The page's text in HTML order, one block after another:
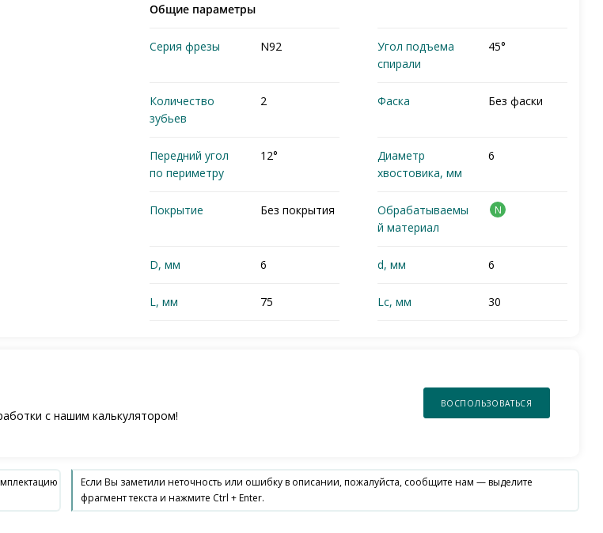
Общие параметры
Серия фрезы N92
Угол подъема
спирали
45°
Количество
зубьев
2 Фаска Без фаски
Передний угол
по периметру
12°
Диаметр
хвостовика, мм
6
Покрытие Без покрытия
Обрабатываемы
й материал
N
D, мм 6 d, мм 6
L, мм 75 Lc, мм 30
с нашим калькулятором!
ВОСПОЛЬЗОВАТЬСЯ
Если Вы заметили неточность или ошибку в описании, пожалуйста, сообщите нам — выделите
фрагмент текста и нажмите Ctrl + Enter.